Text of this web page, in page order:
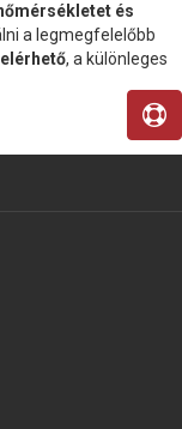
és
a legmegfelelőbb
, a különleges